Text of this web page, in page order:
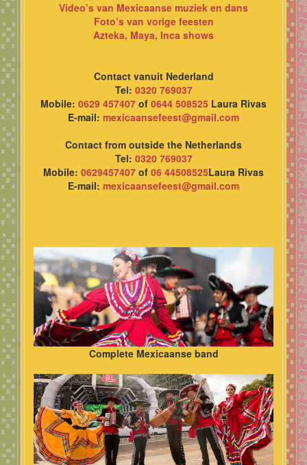
Video’s van Mexicaanse muziek en dans
Foto’s van vorige feesten
Azteka, Maya, Inca shows
Contact vanuit Nederland
Tel: 0320 769037
Mobile: 0629 457407 of 0644 508525 Laura Rivas
E-mail: mexicaansefeest@gmail.com
Contact from outside the Netherlands
Tel: 0320 769037
Mobile: 0629457407 of 06 44508525Laura Rivas
E-mail: mexicaansefeest@gmail.com
Complete Mexicaanse band